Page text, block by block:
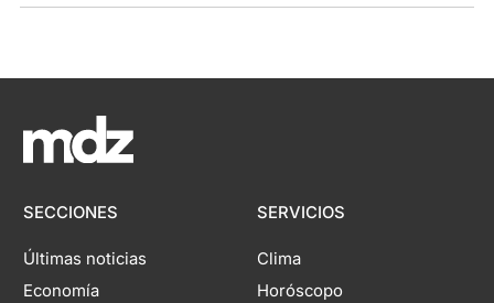
SECCIONES
Últimas noticias
Economía
SERVICIOS
Clima
Horóscopo